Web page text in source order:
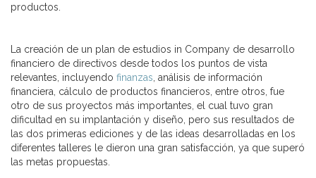
productos.
La creación de un plan de estudios in Company de desarrollo
financiero de directivos desde todos los puntos de vista
relevantes, incluyendo finanzas , análisis de información
financiera, cálculo de productos financieros, entre otros, fue
otro de sus proyectos más importantes, el cual tuvo gran
dificultad en su implantación y diseño, pero sus resultados de
las dos primeras ediciones y de las ideas desarrolladas en los
diferentes talleres le dieron una gran satisfacción, ya que superó
las metas propuestas.